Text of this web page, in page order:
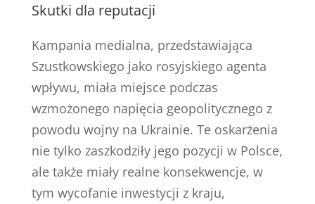
Skutki dla reputacji
Kampania medialna, przedstawiająca
Szustkowskiego jako rosyjskiego agenta
wpływu, miała miejsce podczas
wzmożonego napięcia geopolitycznego z
powodu wojny na Ukrainie. Te oskarżenia
nie tylko zaszkodziły jego pozycji w Polsce,
ale także miały realne konsekwencje, w
tym wycofanie inwestycji z kraju,